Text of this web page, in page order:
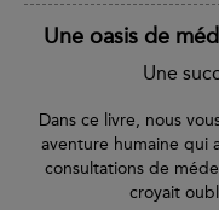
Une oasis de
Une
Dans ce livre, nous
aventure humaine qui
consultations de
croyait